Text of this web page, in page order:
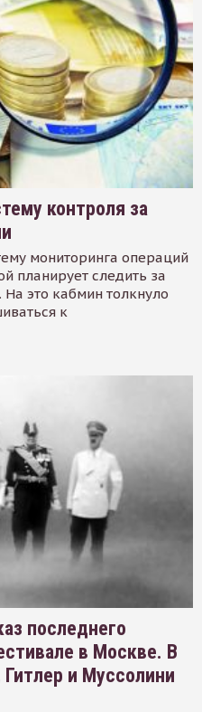
контроля за
мониторинга операций
планирует следить за
На это кабмин толкнуло
к
последнего
в Москве. В
и Муссолини